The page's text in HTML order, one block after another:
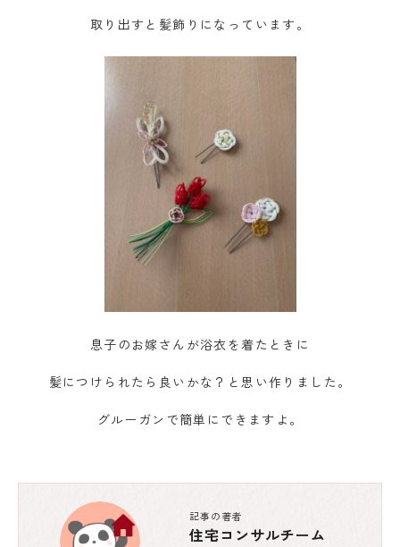
取り出すと髪飾りになっています。
息子のお嫁さんが浴衣を着たときに
髪につけられたら良いかな？と思い作りました。
グルーガンで簡単にできますよ。
記事の著者
住宅コンサルチーム